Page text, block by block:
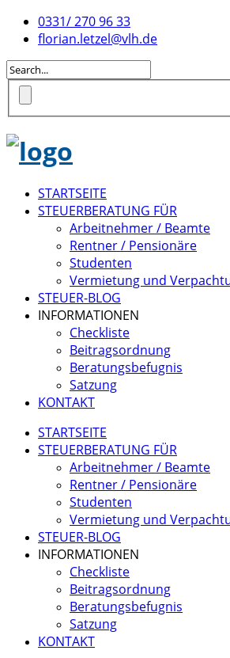
0331/ 270 96 33
florian.letzel@vlh.de
STARTSEITE
STEUERBERATUNG FÜR
Arbeitnehmer / Beamte
Rentner / Pensionäre
Studenten
Vermietung und
STEUER-BLOG
INFORMATIONEN
Checkliste
Beitragsordnung
Beratungsbefugnis
Satzung
KONTAKT
STARTSEITE
STEUERBERATUNG FÜR
Arbeitnehmer / Beamte
Rentner / Pensionäre
Studenten
Vermietung und
STEUER-BLOG
INFORMATIONEN
Checkliste
Beitragsordnung
Beratungsbefugnis
Satzung
KONTAKT